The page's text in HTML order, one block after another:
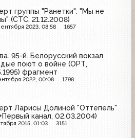
группы "Ранетки": "Мы не
(СТС, 21.12.2008)
2023, 08:58 1657
95-й. Белорусский вокзал.
поют о войне (ОРТ,
фрагмент
2022, 00:08 1798
Ларисы Долиной "Оттепель"
канал, 02.03.2004)
2015, 01:03 3151